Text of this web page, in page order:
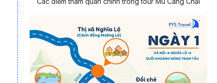
nhận là độc đáo nhất thế giới, cộng với khung cảnh thiên
nhiên hùng vĩ và tiết trời thu trong xanh, đừng bỏ lỡ cơ hổi chỉ 1
lần trong năm để đến với những sóng vàng trên non cao Mù
Cang Chải. Tự hào lànhà tổ chức tour Mù Cang Chải kinh
nghiệm - uy tín - chất lượng hàng đầu
, hãy đồng hành cùng
PYS Travel để có những trải nghiệm đáng nhớ nhất.